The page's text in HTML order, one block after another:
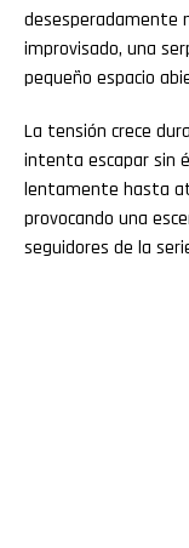
desesperadamente
improvisado, una
pequeño espacio
La tensión crece
intenta escapar sin
lentamente hasta
provocando una
seguidores de la